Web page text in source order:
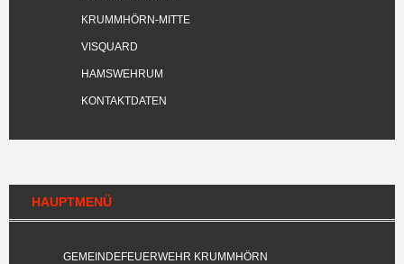
KRUMMHÖRN-MITTE
VISQUARD
HAMSWEHRUM
KONTAKTDATEN
HAUPTMENÜ
GEMEINDEFEUERWEHR KRUMMHÖRN